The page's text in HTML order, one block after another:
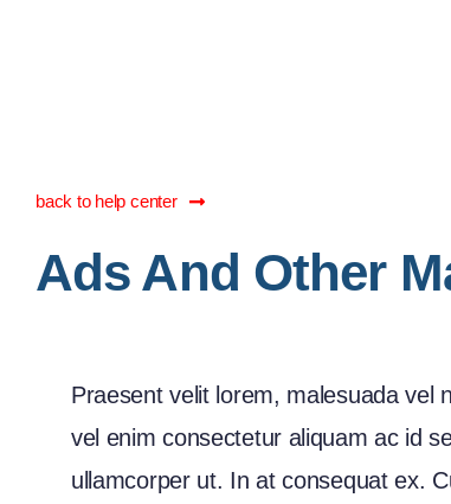
back to help center
Ads And Other
Praesent velit lorem, malesuada vel
vel enim consectetur aliquam ac id
ullamcorper ut. In at consequat ex.